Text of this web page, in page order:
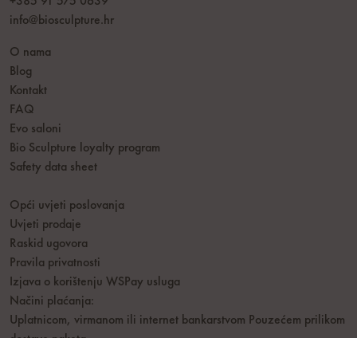
info@biosculpture.hr
O nama
Blog
Kontakt
FAQ
Evo saloni
Bio Sculpture loyalty program
Safety data sheet
Opći uvjeti poslovanja
Uvjeti prodaje
Raskid ugovora
Pravila privatnosti
Izjava o korištenju WSPay usluga
Načini plaćanja:
Uplatnicom, virmanom ili internet bankarstvom Pouzećem prilikom